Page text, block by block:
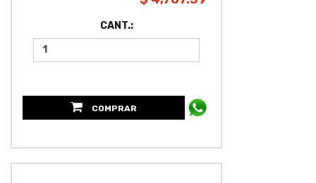
CANT.:
COMPRAR